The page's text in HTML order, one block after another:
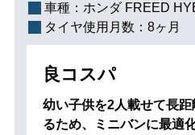
車種： ホンダ FREED
タイヤ使用月数： 8ヶ月
良コスパ
幼い子供を2人載せて長
るため、ミニバンに最適